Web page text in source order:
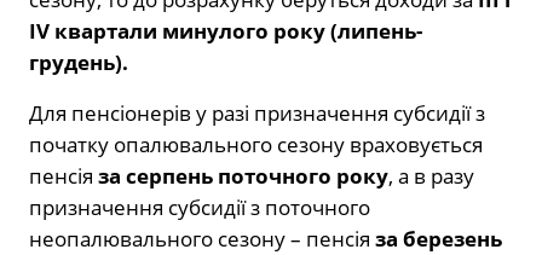
ІV квартали минулого року (липень-
грудень).
Для пенсіонерів у разі призначення субсидії з
початку опалювального сезону враховується
пенсія за серпень поточного року, а в разу
призначення субсидії з поточного
неопалювального сезону – пенсія за березень